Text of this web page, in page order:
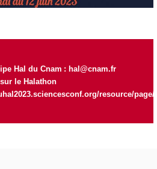
Hal du Cnam : hal@cnam.fr
le Halathon
resource/page/